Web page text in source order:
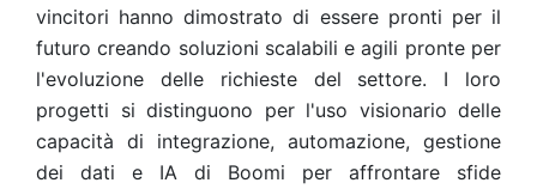
vincitori hanno dimostrato di essere pronti per il
futuro creando soluzioni scalabili e agili pronte per
l'evoluzione delle richieste del settore. I loro
progetti si distinguono per l'uso visionario delle
capacità di integrazione, automazione, gestione
dei dati e IA di Boomi per affrontare sfide